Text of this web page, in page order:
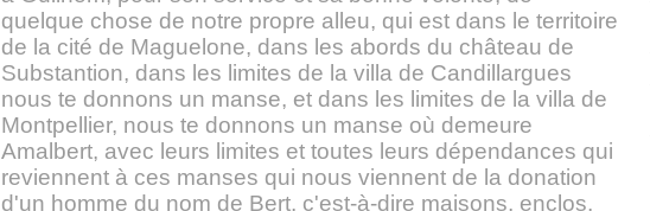
quelque chose de notre propre alleu, qui est dans le territoire
de la cité de Maguelone, dans les abords du château de
Substantion, dans les limites de la villa de Candillargues
nous te donnons un manse, et dans les limites de la villa de
Montpellier, nous te donnons un manse où demeure
Amalbert, avec leurs limites et toutes leurs dépendances qui
reviennent à ces manses qui nous viennent de la donation
d'un homme du nom de Bert, c'est-à-dire maisons, enclos,